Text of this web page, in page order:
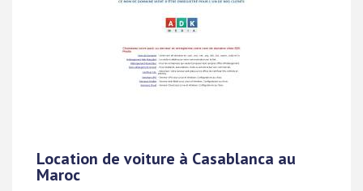
Location de voiture à Casablanca au
Maroc